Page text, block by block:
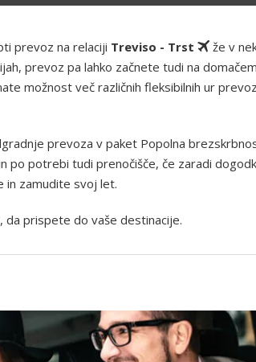
prevoz na relaciji Treviso - Trst
že v
prevoz pa lahko začnete tudi na
možnost več različnih fleksibilnih ur
prevoza v paket Popolna
po potrebi tudi prenočišče, če zaradi
in zamudite svoj let.
da prispete do vaše destinacije.